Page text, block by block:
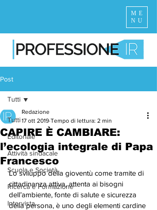
ME
NU
Post
Tutti
Editoriale
Attività sindacale
Scuola e Società
Ricerca e Formazione
Intervista
Tutti
CAPIRE È CAMBIARE:
l’ecologia integrale di Papa
Francesco
Redazione
17 ott 2019 Tempo di lettura: 2 min
Lo sviluppo della gioventù come tramite di
cittadinanza attiva, attenta ai bisogni
dell’ambiente, fonte di salute e sicurezza
della persona, è uno degli elementi cardine